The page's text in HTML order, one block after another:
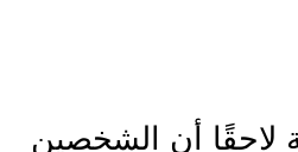
أن الشخصين